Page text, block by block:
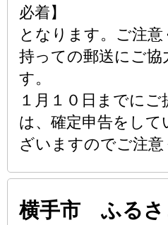
必着】
となります。ご注
持っての郵送にご協
す。
１月１０日までに
は、確定申告をし
ざいますのでご注意
横手市 ふるさ